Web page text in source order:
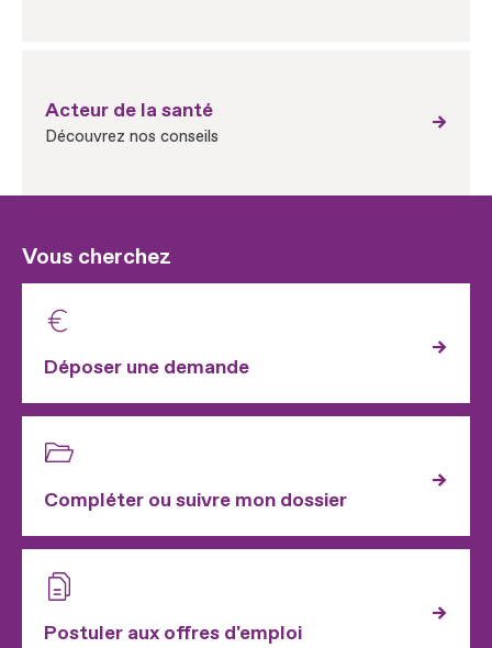
Acteur de la santé
Découvrez nos conseils
Vous cherchez
Déposer une demande
Compléter ou suivre mon dossier
Postuler aux offres d'emploi